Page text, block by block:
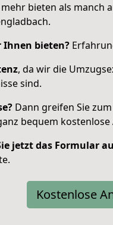
bieten als manch
Ihnen bieten?
, da wir die
sind.
Dann greifen Sie
bequem kostenlose
jetzt das Formular
Kostenlose